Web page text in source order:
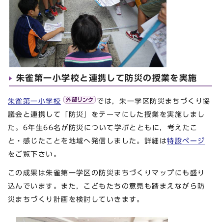
朱雀第一小学校と連携して防災の授業を実施
朱雀第一小学校
では，朱一学区防災まちづくり協
議会と連携して「防災」をテーマにした授業を実施しまし
た。6年生66名が防災について学ぶとともに，考えたこ
と・感じたことを地域へ発信しました。詳細は特設ページ
をご覧下さい。
この成果は朱雀第一学区の防災まちづくりマップにも盛り
込んでいます。また，こどもたちの意見も踏まえながら防
災まちづくり計画を検討していきます。